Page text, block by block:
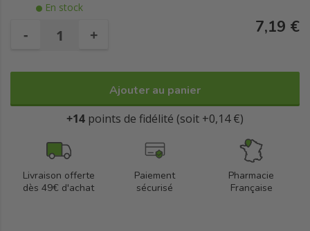
En stock
- + 7,19 €
Ajouter au panier
+14 points de fidélité (soit +0,14 €)
Livraison offerte
dès 49€ d'achat
Paiement
sécurisé
Pharmacie
Française